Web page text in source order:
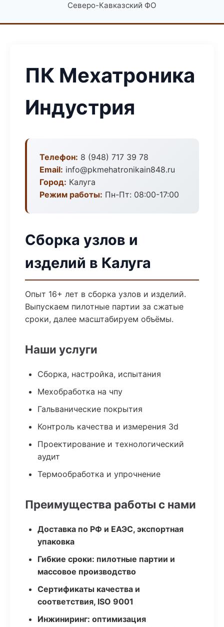
Северо-Кавказский ФО
ПК Мехатроника
Индустрия
Телефон: 8 (948) 717 39 78
Email: info@pkmehatronikain848.ru
Город: Калуга
Режим работы: Пн-Пт: 08:00-17:00
Сборка узлов и
изделий в Калуга
Опыт 16+ лет в сборка узлов и изделий.
Выпускаем пилотные партии за сжатые
сроки, далее масштабируем объёмы.
Наши услуги
Сборка, настройка, испытания
Мехобработка на чпу
Гальванические покрытия
Контроль качества и измерения 3d
Проектирование и технологический
аудит
Термообработка и упрочнение
Преимущества работы с нами
Доставка по РФ и ЕАЭС, экспортная
упаковка
Гибкие сроки: пилотные партии и
массовое производство
Сертификаты качества и
соответствия, ISO 9001
Инжиниринг: оптимизация